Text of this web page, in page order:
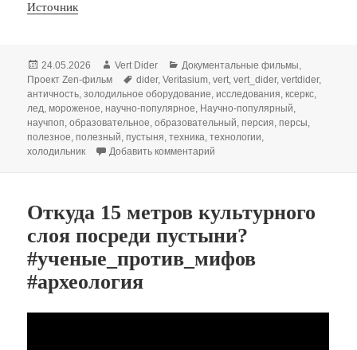
Источник
Опубликовано
24.05.2026 Автор
Vert Dider Рубрики
Документальные фильмы,
Проект Zen-фильм
Метки
dider,Veritasium,vert,vert_dider,vertdider,
античность,золодильное оборудование,исследования,ксеркс,
лед,мороженое,научно-популярное, Научно-популярный,
научпоп,образовательное,образовательный,персия,персы,
полезное,полезный,пустыня,техника,технологии,
холодильник
Добавить комментарий
Откуда 15 метров культурного
слоя посреди пустыни?
#ученые_против_мифов
#археология